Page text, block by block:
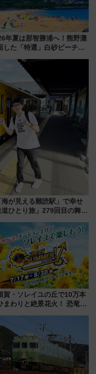
年夏は那智勝浦へ！熊野灘
した「特選」白砂ビーチは
は8月11日開催！
が見える難読駅」で幸せ
ひとり旅」279回目の舞台
賀・ソレイユの丘で10万本
まわりと絶景花火！ 恐竜や
お出かけ最新情報（2026年
17日～開催）